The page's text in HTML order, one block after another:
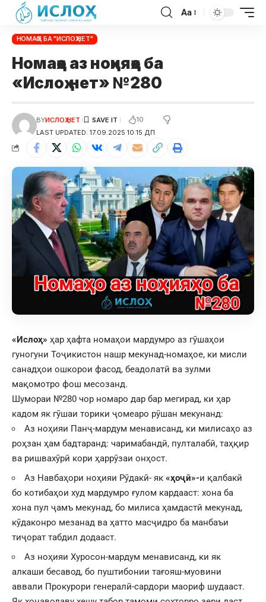
Aa
НОМАҲО БА "ИСЛОҲ.НЕТ"
Номаҳо аз ноҳияҳо ба
«Ислоҳ.нет» №280
LAST UPDATED: 17.09.2025 10:15 ДП
BYИСЛОҲ НЕТ 10
«Ислоҳ» ҳар ҳафта номаҳои мардумро аз гӯшаҳои
гуногуни Тоҷикистон нашр мекунад-номаҳое, ки мисли
санадҳои ошкорои фасод, беадолатӣ ва зулми
мақомотро фош месозанд.
Шумораи №280 чор номаро дар бар мегирад, ки ҳар
кадом як гӯшаи торики ҷомеаро рӯшан мекунанд:
Аз ноҳияи Панҷ-мардум менависанд, ки милисаҳо аз
роҳзан ҳам бадтаранд: чаримабандӣ, пулталабӣ, таҳқир
ва ришвахӯрӣ кори ҳаррӯзаи онҳост.
Аз Навбаҳори ноҳияи Рӯдакӣ- як «ҳоҷӣ»-и қалбакӣ
бо котибаҳои худ мардумро ғулом кардааст: хона ба
хона пул ҷамъ мекунад, бо милиса ҳамдастӣ мекунад,
кӯдаконро мезанад ва ҳатто масҷидро ба манбаъи
тиҷорат табдил додааст.
Аз ноҳияи Хуросон-мардум менависанд, ки як
алкаши бесавод, бо пуштибонии тағояш-муовини
аввали Прокурори генералӣ-сардори маориф шудааст.